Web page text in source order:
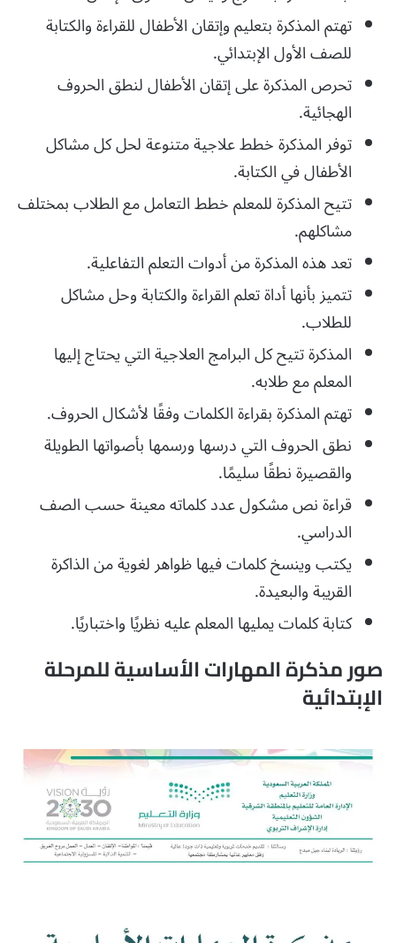
تهتم المذكرة بتعليم وإتقان الأطفال للقراءة والكتابة
للصف الأول الإبتدائي.
تحرص المذكرة على إتقان الأطفال لنطق الحروف
الهجائية.
توفر المذكرة خطط علاجية متنوعة لحل كل مشاكل
الأطفال في الكتابة.
تتيح المذكرة للمعلم خطط التعامل مع الطلاب بمختلف
مشاكلهم.
تعد هذه المذكرة من أدوات التعلم التفاعلية.
تتميز بأنها أداة تعلم القراءة والكتابة وحل مشاكل
للطلاب.
المذكرة تتيح كل البرامج العلاجية التي يحتاج إليها
المعلم مع طلابه.
تهتم المذكرة بقراءة الكلمات وفقًا لأشكال الحروف.
نطق الحروف التي درسها ورسمها بأصواتها الطويلة
والقصيرة نطقًا سليمًا.
قراءة نص مشكول عدد كلماته معينة حسب الصف
الدراسي.
يكتب وينسخ كلمات فيها ظواهر لغوية من الذاكرة
القريبة والبعيدة.
كتابة كلمات يمليها المعلم عليه نظريًا واختباريًا.
صور مذكرة المهارات الأساسية للمرحلة
الإبتدائية